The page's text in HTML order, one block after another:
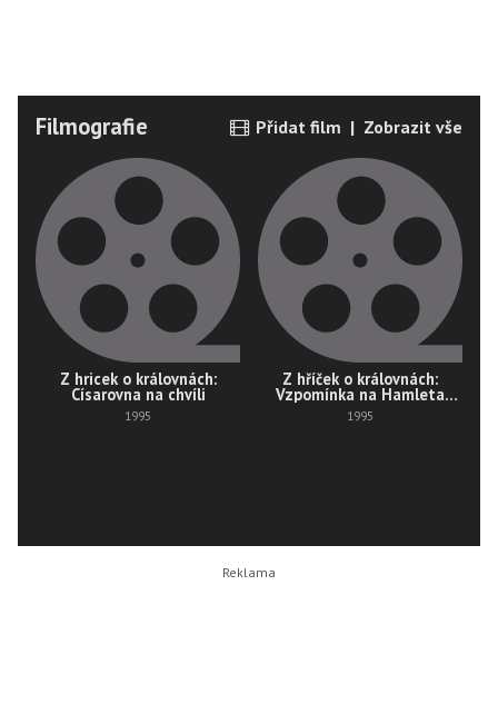
Filmografie Přidat film | Zobrazit vše
Z hricek o královnách:
Císarovna na chvíli
1995
Z hříček o královnách:
Vzpomínka na Hamleta
(útržek norský)
1995